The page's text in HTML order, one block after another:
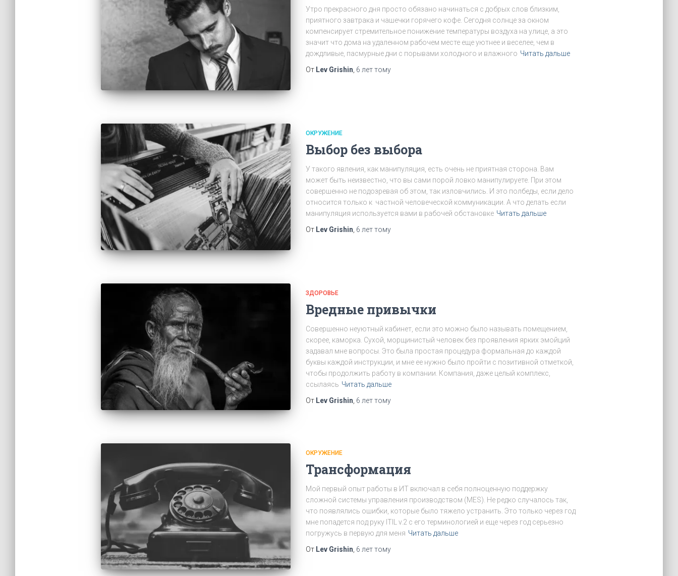
Утро прекрасного дня просто обязано начинаться с добрых слов близким,
приятного завтрака и чашечки горячего кофе. Сегодня солнце за окном
компенсирует стремительное понижение температуры воздуха на улице, а это
значит что дома на удаленном рабочем месте еще уютнее и веселее, чем в
дождливые, пасмурные дни с порывами холодного и влажного Читать дальше
От Lev Grishin 6 леттому
ОКРУЖЕНИЕ
Выбор без выбора
У такого явления, как манипуляция, есть очень не приятная сторона. Вам
может быть неизвестно, что вы сами порой ловко манипулируете. При этом
совершенно не подозревая об этом, так изловчились. И это полбеды, если дело
относится только к частной человеческой коммуникации. А что делать если
манипуляция используется вами в рабочей обстановке Читать дальше
От Lev Grishin 6 леттому
ЗДОРОВЬЕ
Вредные привычки
Совершенно неуютный кабинет, если это можно было называть помещением,
скорее, каморка. Сухой, морщинистый человек без проявления ярких эмойций
задавал мне вопросы. Это была простая процедура формальная до каждой
буквы каждой инструкции, и мне ее нужно было пройти с позитивной отметкой,
чтобы продолжить работу в компании. Компания, даже целый комплекс,
ссылаясь Читать дальше
От Lev Grishin 6 леттому
ОКРУЖЕНИЕ
Трансформация
Мой первый опыт работы в ИТ включал в себя полноценную поддержку
сложной системы управления производством (MES). Не редко случалось так,
что появлялись ошибки, которые было тяжело устранить. Это только через год
мне попадется под руку ITIL v.2 с его терминологией и еще через год серьезно
погружусь в первую для меня Читать дальше
От Lev Grishin 6 леттому